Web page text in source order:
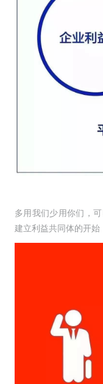
多用我们少用你们，
建立利益共同体的开始